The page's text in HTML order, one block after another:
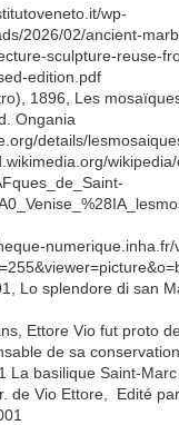
wp-
2026/02/ancient-
sculpture-reuse-
edition.pdf
1896, Les
Ongania
details/
wikipedia/
Lo splendore di san
Ettore Vio fut proto
de sa conservation.
basilique Saint-Marc
de Vio Ettore, Edité